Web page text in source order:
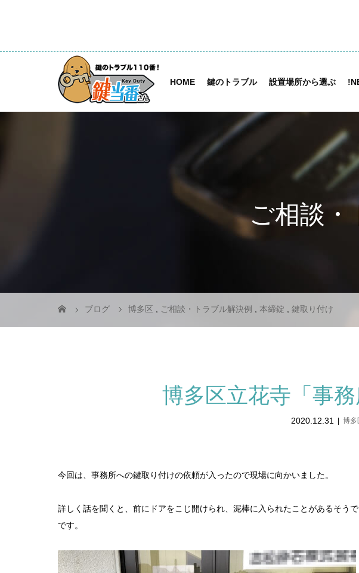
HOME 鍵のトラブル 設置場所から選ぶ
ご相談・
ブログ 博多区 ご相談・トラブル解決例 本締錠 鍵取り付け
博多区立花寺「事
2020.12.31 博多
今回は、事務所への鍵取り付けの依頼が入ったので現場に向かいました。
詳しく話を聞くと、前にドアをこじ開けられ、泥棒に入られたことがあるそう
です。